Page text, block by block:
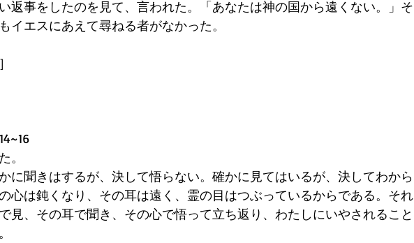
返事をしたのを見て、言われた。「あなたは神の国から遠くない。」そ
イエスにあえて尋ねる者がなかった。
。
に聞きはするが、決して悟らない。確かに見てはいるが、決してわから
心は鈍くなり、その耳は遠く、霊の目はつぶっているからである。それ
見、その耳で聞き、その心で悟って立ち返り、わたしにいやされること